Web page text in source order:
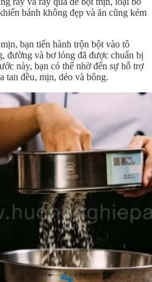
bánh không đẹp và ăn cũng kém
bạn tiến hành trộn bột vào tô
đường và bơ lỏng đã được chuẩn bị
này, bạn có thể nhờ đến sự hỗ trợ
tan đều, mịn, dẻo và bông.